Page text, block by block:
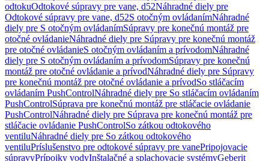
odtokuOdtokové súpravy pre vane, d52Náhradné diely pre
Odtokové súpravy pre vane, d52S otočným ovládanímNáhradné
diely pre S otočným ovládanímSúpravy pre konečnú montáž pre
otočné ovládanieNáhradné diely pre Súpravy pre konečnú montáž
pre otočné ovládanieS otočným ovládaním a prívodomNáhradné
diely pre S otočným ovládaním a prívodomSúpravy pre konečnú
montáž pre otočné ovládanie a prívodNáhradné diely pre Súpravy
pre konečnú montáž pre otočné ovládanie a prívodSo stláčacím
ovládaním PushControlNáhradné diely pre So stláčacím ovládaním
PushControlSúprava pre konečnú montáž pre stláčacie ovládanie
PushControlNáhradné diely pre Súprava pre konečnú montáž pre
stláčacie ovládanie PushControlSo zátkou odtokového
ventiluNáhradné diely pre So zátkou odtokového
ventiluPríslušenstvo pre odtokové súpravy pre vanePripojovacie
súpravyPrípojky vodyInštalačné a splachovacie systémyGeberit